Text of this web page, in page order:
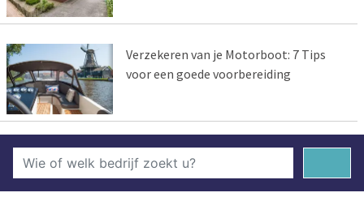
Verzekeren van je Motorboot: 7 Tips
voor een goede voorbereiding